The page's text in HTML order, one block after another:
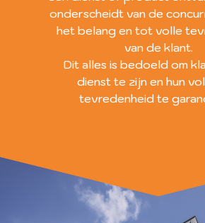
onderscheidt van de
het belang en tot volle
van de klant.
Dit alles is bedoeld om
dienst te zijn en hun
tevredenheid te